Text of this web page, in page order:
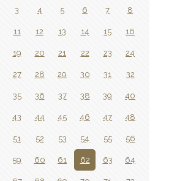
3 4 5 6 7 8
11 12 13 14 15 16
19 20 21 22 23 24
27 28 29 30 31 32
35 36 37 38 39 40
43 44 45 46 47 48
51 52 53 54 55 56
59 60 61 62 63 64